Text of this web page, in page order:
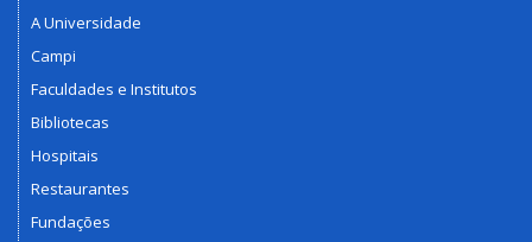
A Universidade
Campi
Faculdades e Institutos
Bibliotecas
Hospitais
Restaurantes
Fundações